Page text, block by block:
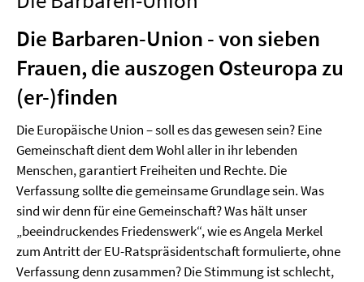
Die Barbaren-Union - von sieben
Frauen, die auszogen Osteuropa zu
(er-)finden
Die Europäische Union – soll es das gewesen sein? Eine
Gemeinschaft dient dem Wohl aller in ihr lebenden
Menschen, garantiert Freiheiten und Rechte. Die
Verfassung sollte die gemeinsame Grundlage sein. Was
sind wir denn für eine Gemeinschaft? Was hält unser
„beeindruckendes Friedenswerk“, wie es Angela Merkel
zum Antritt der EU-Ratspräsidentschaft formulierte, ohne
Verfassung denn zusammen? Die Stimmung ist schlecht,